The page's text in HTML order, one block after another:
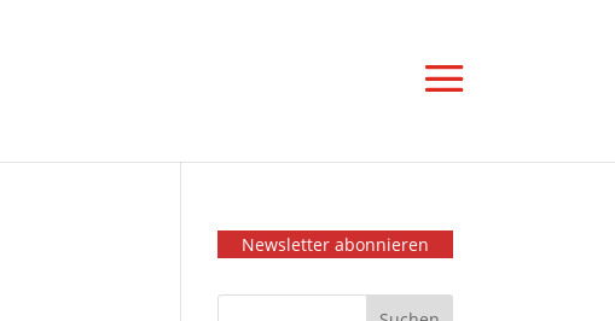
Newsletter abonnieren